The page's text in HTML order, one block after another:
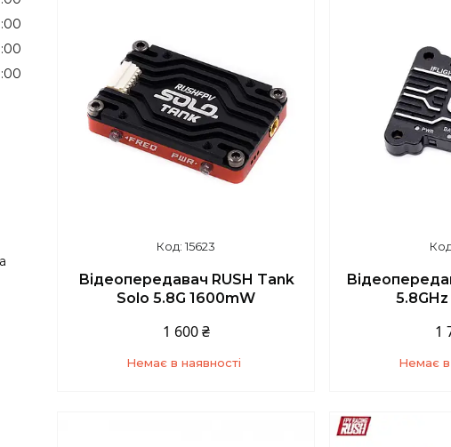
15623
Відеопередавач RUSH Tank
Solo 5.8G 1600mW
1 600 ₴
Немає в наявності
1
Немає в